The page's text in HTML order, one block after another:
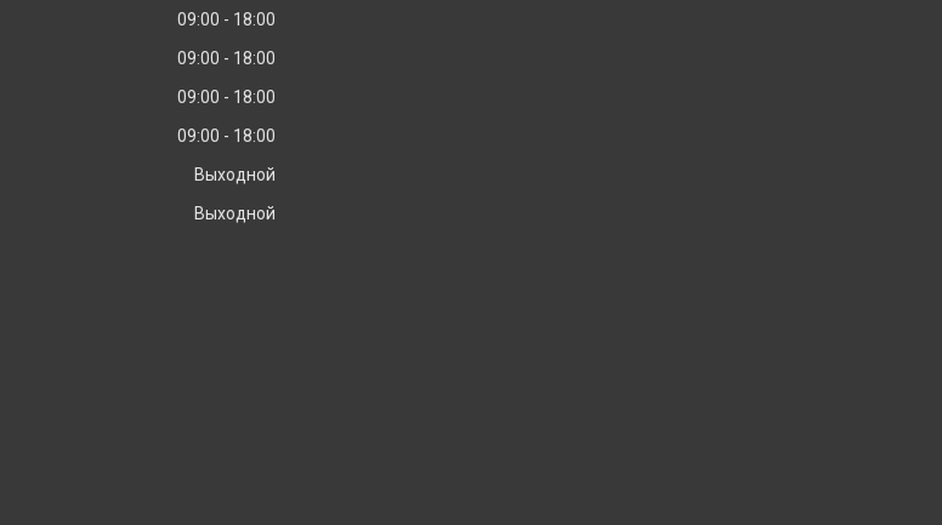
09:00
18:00
09:00
18:00
09:00
18:00
09:00
18:00
Выходной
Выходной